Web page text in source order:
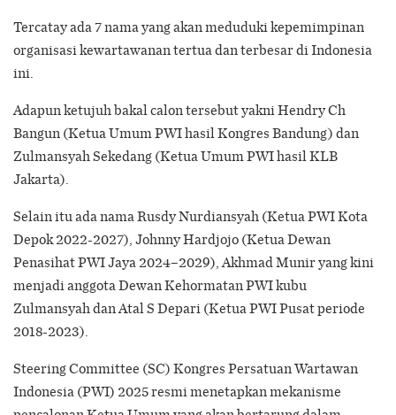
Tercatay ada 7 nama yang akan meduduki kepemimpinan
organisasi kewartawanan tertua dan terbesar di Indonesia
ini.
Adapun ketujuh bakal calon tersebut yakni Hendry Ch
Bangun (Ketua Umum PWI hasil Kongres Bandung) dan
Zulmansyah Sekedang (Ketua Umum PWI hasil KLB
Jakarta).
Selain itu ada nama Rusdy Nurdiansyah (Ketua PWI Kota
Depok 2022-2027), Johnny Hardjojo (Ketua Dewan
Penasihat PWI Jaya 2024–2029), Akhmad Munir yang kini
menjadi anggota Dewan Kehormatan PWI kubu
Zulmansyah dan Atal S Depari (Ketua PWI Pusat periode
2018-2023).
Steering Committee (SC) Kongres Persatuan Wartawan
Indonesia (PWI) 2025 resmi menetapkan mekanisme